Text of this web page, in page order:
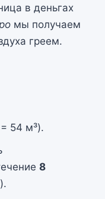
в деньгах
мы получаем
греем.
54 м³).
8